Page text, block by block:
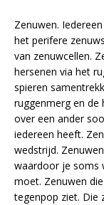
Zenuwen.
het perifere
van zenuwcellen.
hersenen via het
spieren
ruggenmerg en de
over een ander
iedereen heeft.
wedstrijd.
waardoor je soms
moet. Zenuwen
tegenpop ziet. Die